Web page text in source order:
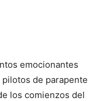
emocionantes
de parapente
los comienzos del